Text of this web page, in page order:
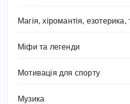
Магія, хіромантія, езотерика,
Міфи та легенди
Мотивація для спорту
Музика